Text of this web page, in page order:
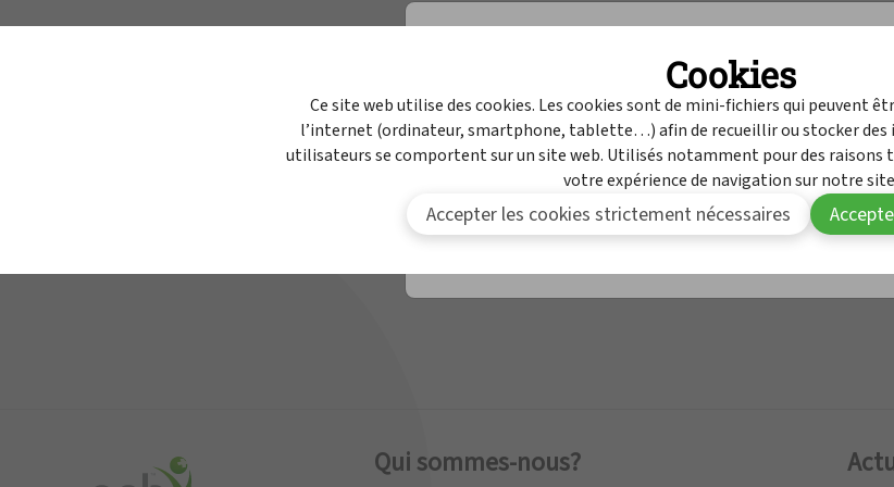
Vous devez être connecté(e) à MyAPB pour avoir
contenu.
Se connecter Devenir membre de
Qui sommes-nous?
Travailler à l'APB
Service
Contact
Cookies
Ce site web utilise des cookies. Les cookies sont de mini-fichiers qui peuvent
l’internet (ordinateur, smartphone, tablette…) afin de recueillir ou stocker
utilisateurs se comportent sur un site web. Utilisés notamment pour des raisons
votre expérience de navigation sur notre
Accepter les cookies strictement nécessaires